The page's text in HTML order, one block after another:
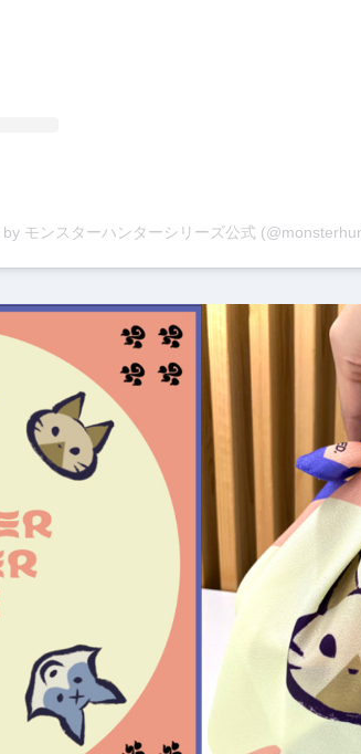
モンスターハンターシリーズ公式